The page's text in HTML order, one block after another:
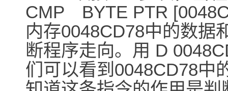
CMP BYTE PTR
内存0048CD78中的数据
断程序走向。用 D
们可以看到0048CD78中